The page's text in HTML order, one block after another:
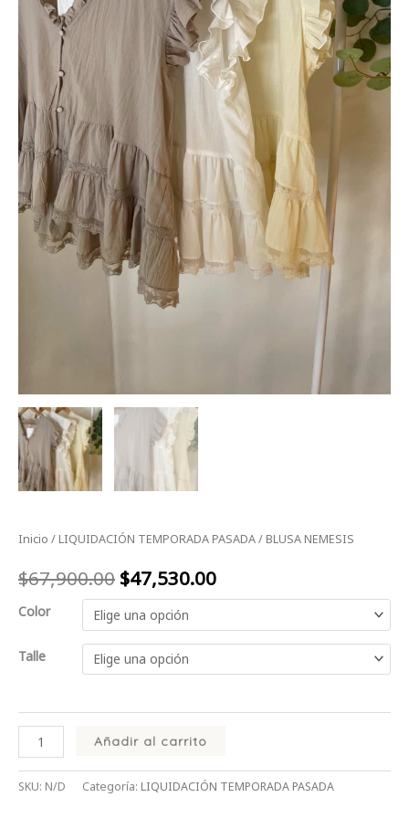
Inicio / LIQUIDACIÓN TEMPORADA PASADA/ BLUSA NEMESIS
$67,900.00 $47,530.00
Color
Talle
Añadir al carrito
SKU: N/D Categoría: LIQUIDACIÓN TEMPORADA PASADA